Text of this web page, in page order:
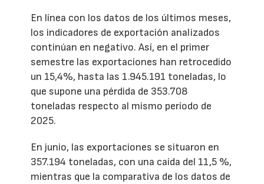
En línea con los datos de los últimos meses,
los indicadores de exportación analizados
continúan en negativo. Así, en el primer
semestre las exportaciones han retrocedido
un 15,4%, hasta las 1.945.191 toneladas, lo
que supone una pérdida de 353.708
toneladas respecto al mismo período de
2025.
En junio, las exportaciones se situaron en
357.194 toneladas, con una caída del 11,5 %,
mientras que la comparativa de los datos de